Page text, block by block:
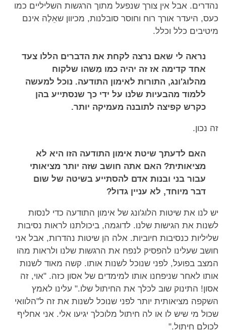
נהדרים. אבל אין צורך שנפעל מתוך הרגשות השליליים כמו
כעס, היעדר אורך רוח וחוסר סובלנות, מכיוון שאֵלֶה אינם
מיטיבים כלל וכלל.
נראה לי שאם נרצה לקחת את הדברים הללו צעד
אחד קדימה אז זה יהיה כמו מַשהו שלקוח
מהלוג'ונג, התורות לאימון התודעה. נוכל למעשה
ללמוד מהבעיות שלנו על ידי כך שנסתייע בהן
כקרש קפיצה לתובנה מעמיקה יותר.
זה נכון.
האם לדעתך שיטת אימון התודעה הזו היא לא
מציאותית? האם אתה חושב שזה יותר מציאותי
עבור בני ובנות אדם להסתייע בשיטה של שום
דבר מיוחד, לא עניין גדול?
יש לנו את שיטות הלוג'ונג של אימון התודעה כדי לנסות
לשנות את הגישות שלנו. לדוגמה, ביכולתנו לראות נסיבות
שליליות כנסיבות חיוביות. אלה הן שיטות נהדרות, אבל אני
חושב שעלינו להפסיק לנפח את הרגשות שלנו ולראות מהו
המצב בפועל, לפני שנוכל לשנות אותו. קשה מאוד לשנות
אותו לאחר שניפחנו אותו למימדים של אסון כזה. "אוי, זה
אסון! התינוק שוב לכלך את החיתול שלו." עלינו לאמץ
השקפה מציאותית יותר לפני שנוכל לשנות את זה ל"הלוואי
שכול מי שיש לו או לה חיתול מלוכלך יגיעו אלי. אני אחליף
לכולם חיתול."